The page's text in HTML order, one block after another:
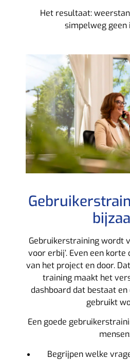
Het resultaat:
simpelweg geen
Gebruikerstraining wordt
voor erbij’. Even een
van het project en door.
training maakt het
dashboard dat bestaat
gebruikt
Een goede
Begrijpen welke